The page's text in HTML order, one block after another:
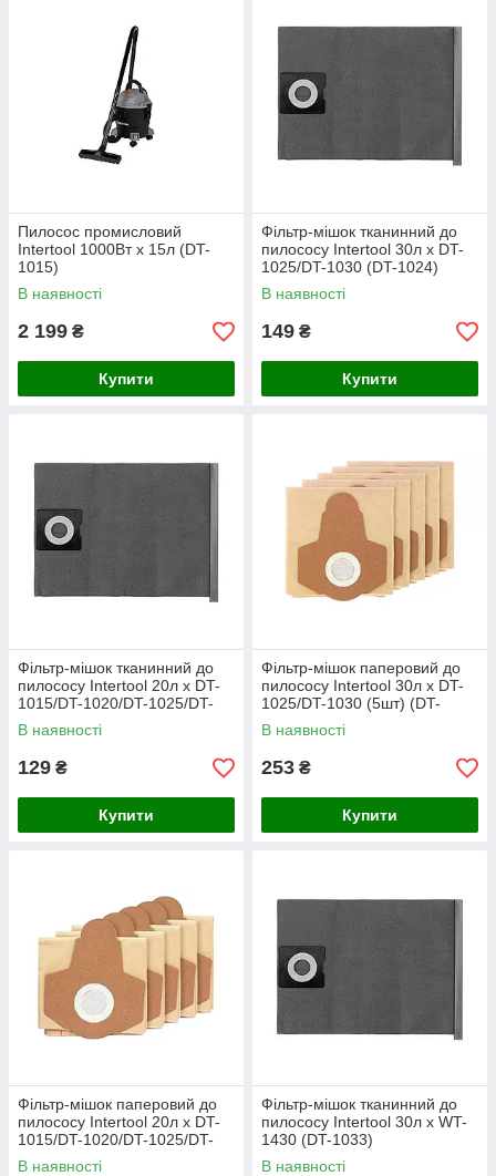
Пилосос промисловий
Intertool 1000Вт x 15л (DT-
1015)
В наявності
2 199 ₴
Купити
Фільтр-мішок тканинний до
пилососу Intertool 30л x DT-
1025/DT-1030 (DT-1024)
В наявності
149 ₴
Купити
Фільтр-мішок тканинний до
пилососу Intertool 20л x DT-
1015/DT-1020/DT-1025/DT-
1030 (DT-1023)
В наявності
129 ₴
Купити
Фільтр-мішок паперовий до
пилососу Intertool 30л x DT-
1025/DT-1030 (5шт) (DT-
1028)
В наявності
253 ₴
Купити
Фільтр-мішок паперовий до
пилососу Intertool 20л x DT-
1015/DT-1020/DT-1025/DT-
1030 (5шт) (DT-1027)
В наявності
Фільтр-мішок тканинний до
пилососу Intertool 30л x WT-
1430 (DT-1033)
В наявності